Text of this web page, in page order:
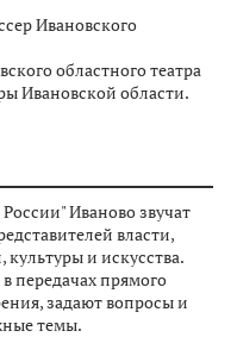
Ивановского
областного театра
Ивановской области.
Иваново звучат
власти,
и искусства.
передачах прямого
задают вопросы и
темы.